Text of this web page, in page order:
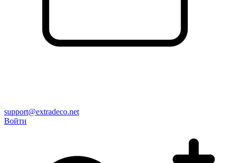
support@extradeco.net
Войти